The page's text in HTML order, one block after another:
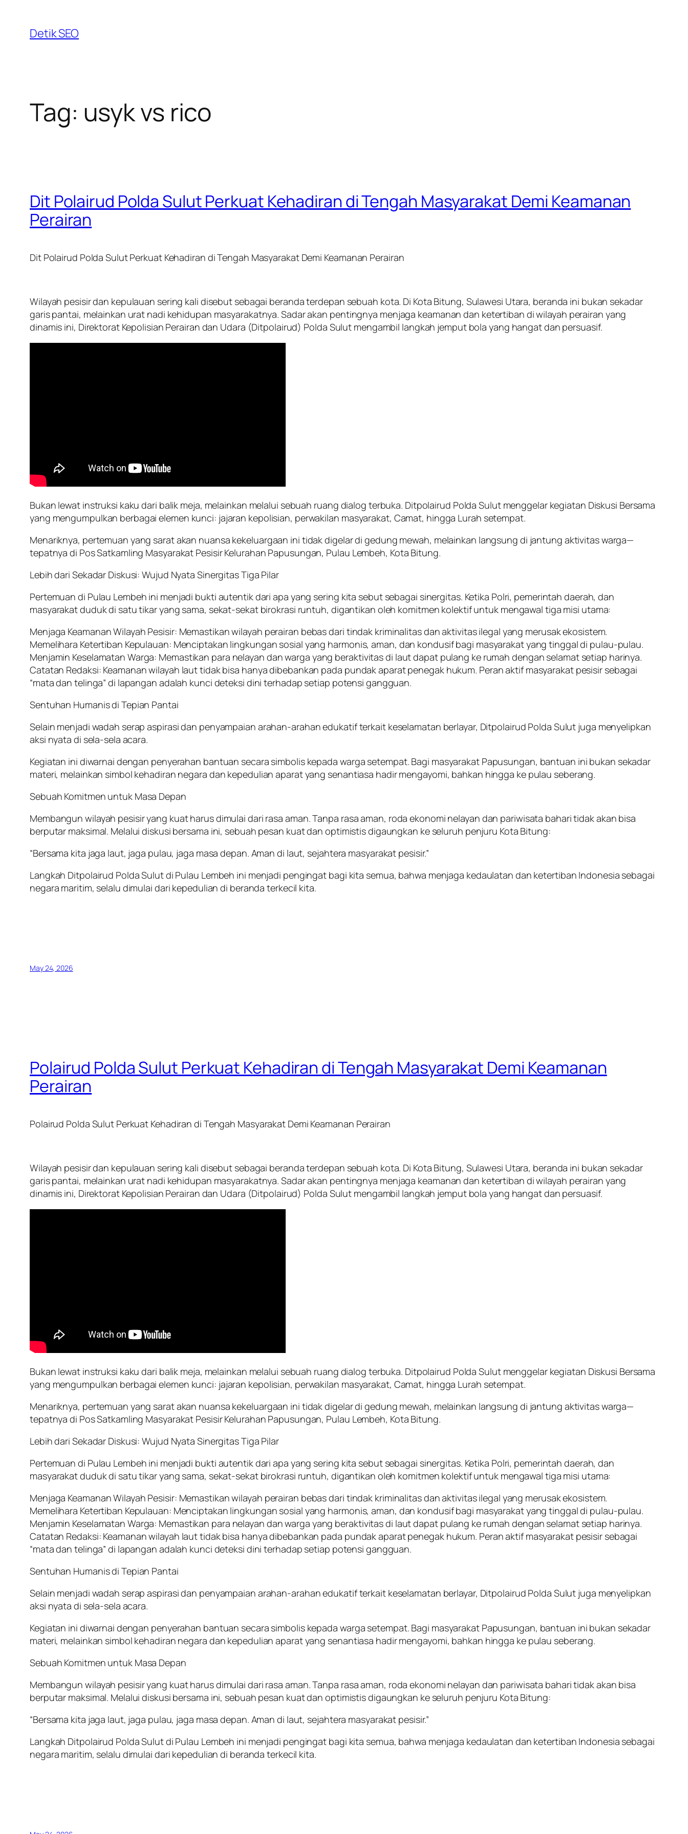
content
Detik SEO
Tag: usyk vs rico
Dit Polairud Polda Sulut Perkuat Kehadiran di Tengah Masyarakat Demi Keamanan
Perairan
Dit Polairud Polda Sulut Perkuat Kehadiran di Tengah Masyarakat Demi Keamanan Perairan
Wilayah pesisir dan kepulauan sering kali disebut sebagai beranda terdepan sebuah kota. Di Kota Bitung, Sulawesi Utara, beranda ini bukan sekadar
garis pantai, melainkan urat nadi kehidupan masyarakatnya. Sadar akan pentingnya menjaga keamanan dan ketertiban di wilayah perairan yang
dinamis ini, Direktorat Kepolisian Perairan dan Udara (Ditpolairud) Polda Sulut mengambil langkah jemput bola yang hangat dan persuasif.
Bukan lewat instruksi kaku dari balik meja, melainkan melalui sebuah ruang dialog terbuka. Ditpolairud Polda Sulut menggelar kegiatan Diskusi Bersama
yang mengumpulkan berbagai elemen kunci: jajaran kepolisian, perwakilan masyarakat, Camat, hingga Lurah setempat.
Menariknya, pertemuan yang sarat akan nuansa kekeluargaan ini tidak digelar di gedung mewah, melainkan langsung di jantung aktivitas warga—
tepatnya di Pos Satkamling Masyarakat Pesisir Kelurahan Papusungan, Pulau Lembeh, Kota Bitung.
Lebih dari Sekadar Diskusi: Wujud Nyata Sinergitas Tiga Pilar
Pertemuan di Pulau Lembeh ini menjadi bukti autentik dari apa yang sering kita sebut sebagai sinergitas. Ketika Polri, pemerintah daerah, dan
masyarakat duduk di satu tikar yang sama, sekat-sekat birokrasi runtuh, digantikan oleh komitmen kolektif untuk mengawal tiga misi utama:
Menjaga Keamanan Wilayah Pesisir: Memastikan wilayah perairan bebas dari tindak kriminalitas dan aktivitas ilegal yang merusak ekosistem.
Memelihara Ketertiban Kepulauan: Menciptakan lingkungan sosial yang harmonis, aman, dan kondusif bagi masyarakat yang tinggal di pulau-pulau.
Menjamin Keselamatan Warga: Memastikan para nelayan dan warga yang beraktivitas di laut dapat pulang ke rumah dengan selamat setiap harinya.
Catatan Redaksi: Keamanan wilayah laut tidak bisa hanya dibebankan pada pundak aparat penegak hukum. Peran aktif masyarakat pesisir sebagai
“mata dan telinga” di lapangan adalah kunci deteksi dini terhadap setiap potensi gangguan.
Sentuhan Humanis di Tepian Pantai
Selain menjadi wadah serap aspirasi dan penyampaian arahan-arahan edukatif terkait keselamatan berlayar, Ditpolairud Polda Sulut juga menyelipkan
aksi nyata di sela-sela acara.
Kegiatan ini diwarnai dengan penyerahan bantuan secara simbolis kepada warga setempat. Bagi masyarakat Papusungan, bantuan ini bukan sekadar
materi, melainkan simbol kehadiran negara dan kepedulian aparat yang senantiasa hadir mengayomi, bahkan hingga ke pulau seberang.
Sebuah Komitmen untuk Masa Depan
Membangun wilayah pesisir yang kuat harus dimulai dari rasa aman. Tanpa rasa aman, roda ekonomi nelayan dan pariwisata bahari tidak akan bisa
berputar maksimal. Melalui diskusi bersama ini, sebuah pesan kuat dan optimistis digaungkan ke seluruh penjuru Kota Bitung:
“Bersama kita jaga laut, jaga pulau, jaga masa depan. Aman di laut, sejahtera masyarakat pesisir.”
Langkah Ditpolairud Polda Sulut di Pulau Lembeh ini menjadi pengingat bagi kita semua, bahwa menjaga kedaulatan dan ketertiban Indonesia sebagai
negara maritim, selalu dimulai dari kepedulian di beranda terkecil kita.
May 24, 2026
Polairud Polda Sulut Perkuat Kehadiran di Tengah Masyarakat Demi Keamanan
Perairan
Polairud Polda Sulut Perkuat Kehadiran di Tengah Masyarakat Demi Keamanan Perairan
Wilayah pesisir dan kepulauan sering kali disebut sebagai beranda terdepan sebuah kota. Di Kota Bitung, Sulawesi Utara, beranda ini bukan sekadar
garis pantai, melainkan urat nadi kehidupan masyarakatnya. Sadar akan pentingnya menjaga keamanan dan ketertiban di wilayah perairan yang
dinamis ini, Direktorat Kepolisian Perairan dan Udara (Ditpolairud) Polda Sulut mengambil langkah jemput bola yang hangat dan persuasif.
Bukan lewat instruksi kaku dari balik meja, melainkan melalui sebuah ruang dialog terbuka. Ditpolairud Polda Sulut menggelar kegiatan Diskusi Bersama
yang mengumpulkan berbagai elemen kunci: jajaran kepolisian, perwakilan masyarakat, Camat, hingga Lurah setempat.
Menariknya, pertemuan yang sarat akan nuansa kekeluargaan ini tidak digelar di gedung mewah, melainkan langsung di jantung aktivitas warga—
tepatnya di Pos Satkamling Masyarakat Pesisir Kelurahan Papusungan, Pulau Lembeh, Kota Bitung.
Lebih dari Sekadar Diskusi: Wujud Nyata Sinergitas Tiga Pilar
Pertemuan di Pulau Lembeh ini menjadi bukti autentik dari apa yang sering kita sebut sebagai sinergitas. Ketika Polri, pemerintah daerah, dan
masyarakat duduk di satu tikar yang sama, sekat-sekat birokrasi runtuh, digantikan oleh komitmen kolektif untuk mengawal tiga misi utama:
Menjaga Keamanan Wilayah Pesisir: Memastikan wilayah perairan bebas dari tindak kriminalitas dan aktivitas ilegal yang merusak ekosistem.
Memelihara Ketertiban Kepulauan: Menciptakan lingkungan sosial yang harmonis, aman, dan kondusif bagi masyarakat yang tinggal di pulau-pulau.
Menjamin Keselamatan Warga: Memastikan para nelayan dan warga yang beraktivitas di laut dapat pulang ke rumah dengan selamat setiap harinya.
Catatan Redaksi: Keamanan wilayah laut tidak bisa hanya dibebankan pada pundak aparat penegak hukum. Peran aktif masyarakat pesisir sebagai
“mata dan telinga” di lapangan adalah kunci deteksi dini terhadap setiap potensi gangguan.
Sentuhan Humanis di Tepian Pantai
Selain menjadi wadah serap aspirasi dan penyampaian arahan-arahan edukatif terkait keselamatan berlayar, Ditpolairud Polda Sulut juga menyelipkan
aksi nyata di sela-sela acara.
Kegiatan ini diwarnai dengan penyerahan bantuan secara simbolis kepada warga setempat. Bagi masyarakat Papusungan, bantuan ini bukan sekadar
materi, melainkan simbol kehadiran negara dan kepedulian aparat yang senantiasa hadir mengayomi, bahkan hingga ke pulau seberang.
Sebuah Komitmen untuk Masa Depan
Membangun wilayah pesisir yang kuat harus dimulai dari rasa aman. Tanpa rasa aman, roda ekonomi nelayan dan pariwisata bahari tidak akan bisa
berputar maksimal. Melalui diskusi bersama ini, sebuah pesan kuat dan optimistis digaungkan ke seluruh penjuru Kota Bitung:
“Bersama kita jaga laut, jaga pulau, jaga masa depan. Aman di laut, sejahtera masyarakat pesisir.”
Langkah Ditpolairud Polda Sulut di Pulau Lembeh ini menjadi pengingat bagi kita semua, bahwa menjaga kedaulatan dan ketertiban Indonesia sebagai
negara maritim, selalu dimulai dari kepedulian di beranda terkecil kita.